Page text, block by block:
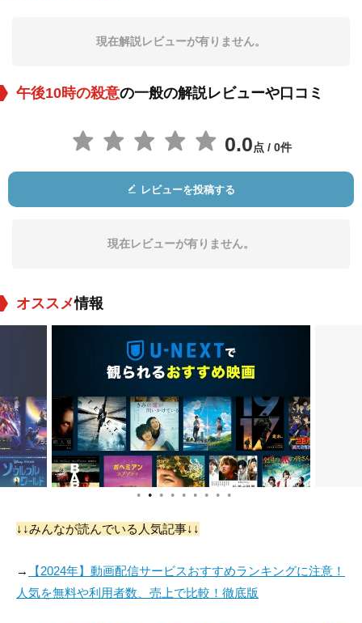
役：Lowell Hayes 役：Emily Boylan 役：Judge
Murray MacLeod
役：Mae Sinclair
Lew Brown
役：Mr. Bowman
C.J. Hincks
役：Marilyn Healy
役：Hayden 役：Dr. Braun 役：Willis Wright
現在解説レビューが有りません。
午後10時の殺意の一般の解説レビューや口コミ
0.0点 / 0件
レビューを投稿する
現在レビューが有りません。
オススメ情報
● ● ● ● ● ● ● ● ●
↓↓みんなが読んでいる人気記事↓↓
→
【2024年】動画配信サービスおすすめランキングに注意！
人気を無料や利用者数、売上で比較！徹底版